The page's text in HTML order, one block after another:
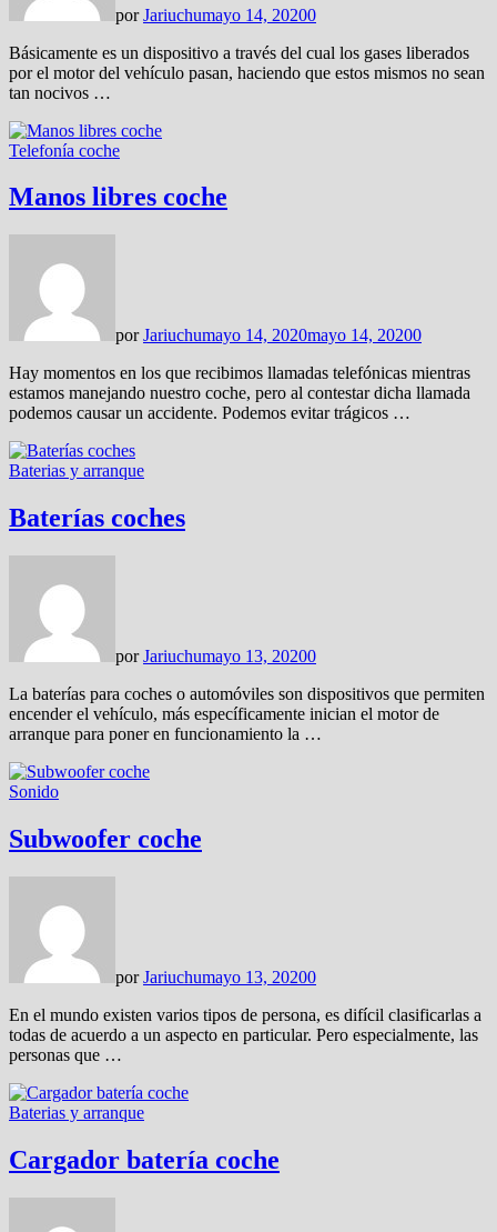
porJariuchumayo 14, 20200
Básicamente es un dispositivo a través del cual los gases liberados
por el motor del vehículo pasan, haciendo que estos mismos no sean
tan nocivos …
Telefonía coche
Manos libres coche
porJariuchumayo 14, 2020mayo 14, 20200
Hay momentos en los que recibimos llamadas telefónicas mientras
estamos manejando nuestro coche, pero al contestar dicha llamada
podemos causar un accidente. Podemos evitar trágicos …
Baterias y arranque
Baterías coches
porJariuchumayo 13, 20200
La baterías para coches o automóviles son dispositivos que permiten
encender el vehículo, más específicamente inician el motor de
arranque para poner en funcionamiento la …
Sonido
Subwoofer coche
porJariuchumayo 13, 20200
En el mundo existen varios tipos de persona, es difícil clasificarlas a
todas de acuerdo a un aspecto en particular. Pero especialmente, las
personas que …
Baterias y arranque
Cargador batería coche